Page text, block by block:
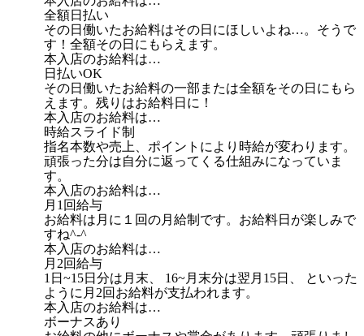
全額日払い
その日働いたお給料はその日にほしいよね…。そうで
す！全額その日にもらえます。
本入店のお給料は…
日払いOK
その日働いたお給料の一部または全額をその日にもら
えます。残りはお給料日に！
本入店のお給料は…
時給スライド制
指名本数や売上、ポイントにより時給が変わります。
頑張った分は自分に返ってくる仕組みになっていま
す。
本入店のお給料は…
月1回給与
お給料は月に１回の月給制です。お給料日が楽しみで
すね^-^
本入店のお給料は…
月2回給与
1日~15日分は月末、 16~月末分は翌月15日、 といった
ように月2回お給料が支払われます。
本入店のお給料は…
ボーナスあり